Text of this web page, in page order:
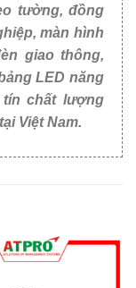
tường, đồng
màn hình
giao thông,
LED năng
tín chất lượng
Việt Nam.